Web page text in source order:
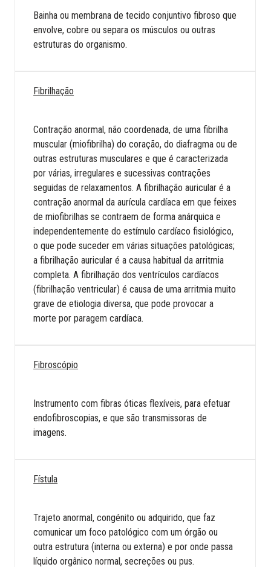
Bainha ou membrana de tecido conjuntivo fibroso que
envolve, cobre ou separa os músculos ou outras
estruturas do organismo.
Fibrilhação
Contração anormal, não coordenada, de uma fibrilha
muscular (miofibrilha) do coração, do diafragma ou de
outras estruturas musculares e que é caracterizada
por várias, irregulares e sucessivas contrações
seguidas de relaxamentos. A fibrilhação auricular é a
contração anormal da aurícula cardíaca em que feixes
de miofibrilhas se contraem de forma anárquica e
independentemente do estímulo cardíaco fisiológico,
o que pode suceder em várias situações patológicas;
a fibrilhação auricular é a causa habitual da arritmia
completa. A fibrilhação dos ventrículos cardíacos
(fibrilhação ventricular) é causa de uma arritmia muito
grave de etiologia diversa, que pode provocar a
morte por paragem cardíaca.
Fibroscópio
Instrumento com fibras óticas flexíveis, para efetuar
endofibroscopias, e que são transmissoras de
imagens.
Fístula
Trajeto anormal, congénito ou adquirido, que faz
comunicar um foco patológico com um órgão ou
outra estrutura (interna ou externa) e por onde passa
líquido orgânico normal, secreções ou pus.